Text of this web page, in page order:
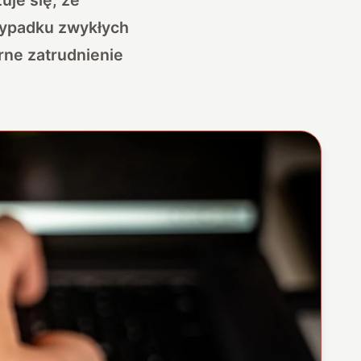
zwykłych
zatrudnienie